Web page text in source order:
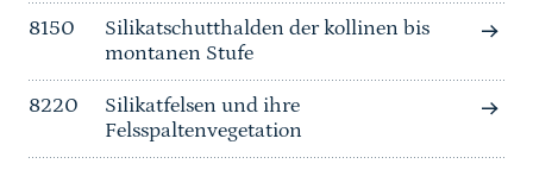
8150
Silikatschutthalden der kollinen bis
montanen Stufe
8220
Silikatfelsen und ihre
Felsspaltenvegetation